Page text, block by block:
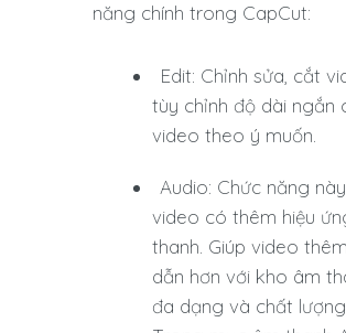
năng chính trong CapCut:
Edit: Chỉnh sửa, cắt
tùy chỉnh độ dài ngắn
video theo ý muốn.
Audio: Chức năng
video có thêm hiệu
thanh. Giúp video
dẫn hơn với kho âm
đa dạng và chất